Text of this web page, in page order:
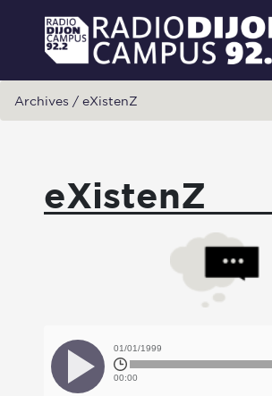
Archives / eXistenZ
eXistenZ
01/01/1999
00:00